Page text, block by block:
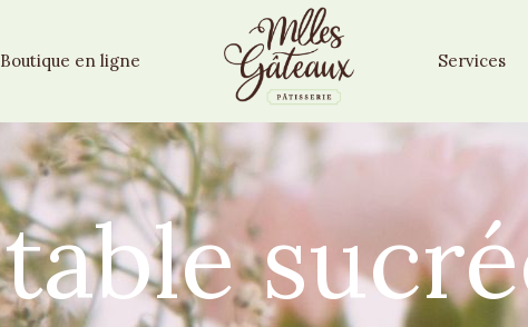
Boutique en ligne Services
table